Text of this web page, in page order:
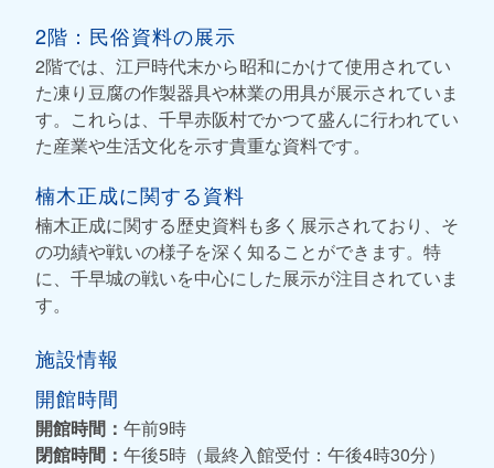
2階：民俗資料の展示
2階では、江戸時代末から昭和にかけて使用されてい
た凍り豆腐の作製器具や林業の用具が展示されていま
す。これらは、千早赤阪村でかつて盛んに行われてい
た産業や生活文化を示す貴重な資料です。
楠木正成に関する資料
楠木正成に関する歴史資料も多く展示されており、そ
の功績や戦いの様子を深く知ることができます。特
に、千早城の戦いを中心にした展示が注目されていま
す。
施設情報
開館時間
開館時間： 午前9時
閉館時間： 午後5時（最終入館受付：午後4時30分）